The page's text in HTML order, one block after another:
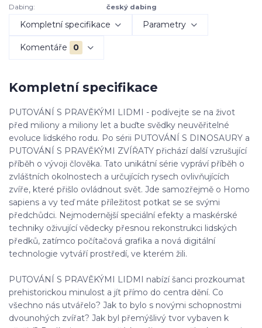
Dabing:
český dabing
Kompletní specifikace Parametry
Komentáře 0
Kompletní specifikace
PUTOVÁNÍ S PRAVĚKÝMI LIDMI - podívejte se na život
před miliony a miliony let a buďte svědky neuvěřitelné
evoluce lidského rodu. Po sérii PUTOVÁNÍ S DINOSAURY a
PUTOVÁNÍ S PRAVĚKÝMI ZVÍŘATY přichází další vzrušující
příběh o vývoji člověka. Tato unikátní série vypráví příběh o
zvláštních okolnostech a určujících rysech ovlivňujících
zvíře, které přišlo ovládnout svět. Jde samozřejmě o Homo
sapiens a vy teď máte příležitost potkat se se svými
předchůdci. Nejmodernější speciální efekty a maskérské
techniky oživující vědecky přesnou rekonstrukci lidských
předků, zatímco počítačová grafika a nová digitální
technologie vytváří prostředí, ve kterém žili.
PUTOVÁNÍ S PRAVĚKÝMI LIDMI nabízí šanci prozkoumat
prehistorickou minulost a jít přímo do centra dění. Co
všechno nás utvářelo? Jak to bylo s novými schopnostmi
dvounohých zvířat? Jak byl přemýšlivý tvor vybaven k